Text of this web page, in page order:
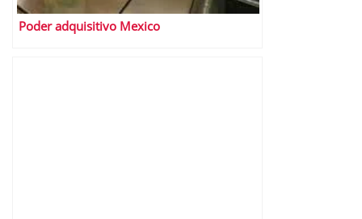
Poder adquisitivo Mexico